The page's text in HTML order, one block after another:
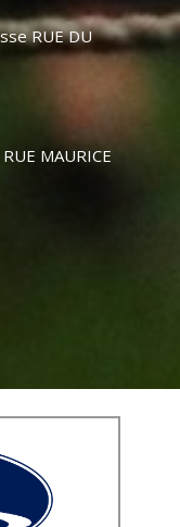
RUE DU
MAURICE